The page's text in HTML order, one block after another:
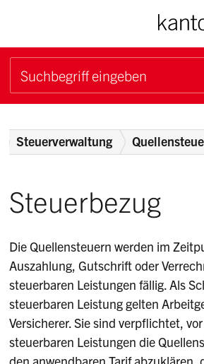
Navigieren im
Schnellnavigation
Suchbegriff
Steuerverwaltung
Steuerbezug
Die Quellensteuern werden im
Auszahlung, Gutschrift oder
steuerbaren Leistungen fällig. Als
steuerbaren Leistung gelten
Versicherer. Sie sind verpflichtet,
steuerbaren Leistungen die
den anwendbaren Tarif abzuklären,